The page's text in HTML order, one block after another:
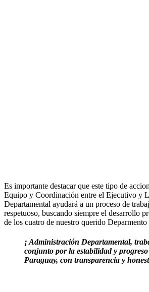
Es importante destacar que este tipo de
Equipo y Coordinación entre el Ejecutivo y
Departamental ayudará a un proceso de
respetuoso, buscando siempre el desarrollo
de los cuatro de nuestro querido
¡ Administración Departamental,
conjunto por la estabilidad y
Paraguay, con transparencia y